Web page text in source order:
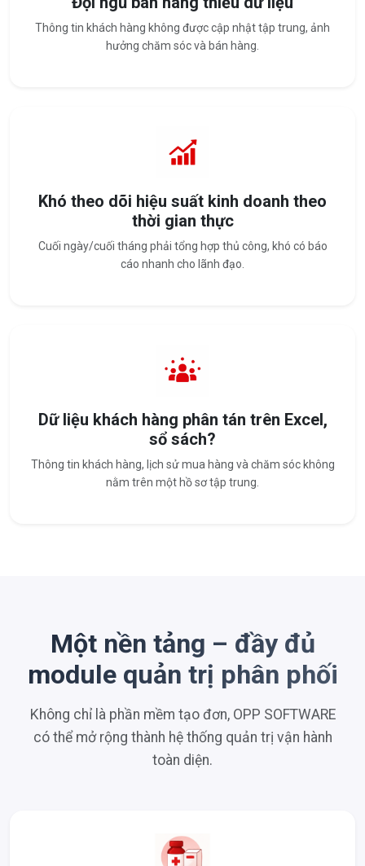
Thông tin khách hàng không được cập nhật tập trung, ảnh
hưởng chăm sóc và bán hàng.
Khó theo dõi hiệu suất kinh doanh theo
thời gian thực
Cuối ngày/cuối tháng phải tổng hợp thủ công, khó có báo
cáo nhanh cho lãnh đạo.
Dữ liệu khách hàng phân tán trên Excel,
sổ sách?
Thông tin khách hàng, lịch sử mua hàng và chăm sóc không
nằm trên một hồ sơ tập trung.
Một nền tảng – đầy đủ
module quản trị phân phối
Không chỉ là phần mềm tạo đơn, OPP SOFTWARE
có thể mở rộng thành hệ thống quản trị vận hành
toàn diện.